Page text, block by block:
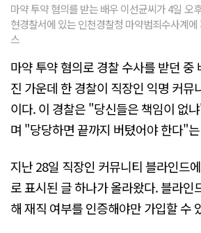
마약 투약 혐의를 받는 배우 이선균씨가 4일 오
현경찰서에 있는 인천경찰청 마약범죄수사계
스
마약 투약 혐의로 경찰 수사를 받던 중
진 가운데 한 경찰이 직장인 익명 커뮤
이다. 이 경찰은 "당신들은 책임이 없
며 "당당하면 끝까지 버텼어야 한다"
지난 28일 직장인 커뮤니티 블라인드
로 표시된 글 하나가 올라왔다. 블라인
해 재직 여부를 인증해야만 가입할 수